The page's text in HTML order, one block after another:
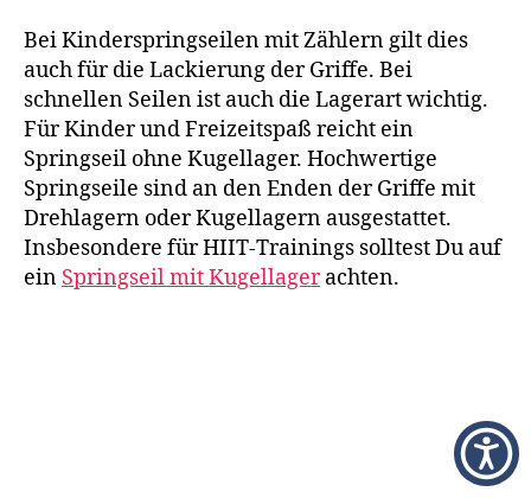
Bei Kinderspringseilen mit Zählern gilt dies
auch für die Lackierung der Griffe. Bei
schnellen Seilen ist auch die Lagerart wichtig.
Für Kinder und Freizeitspaß reicht ein
Springseil ohne Kugellager. Hochwertige
Springseile sind an den Enden der Griffe mit
Drehlagern oder Kugellagern ausgestattet.
Insbesondere für HIIT-Trainings solltest Du auf
ein Springseil mit Kugellagerachten.